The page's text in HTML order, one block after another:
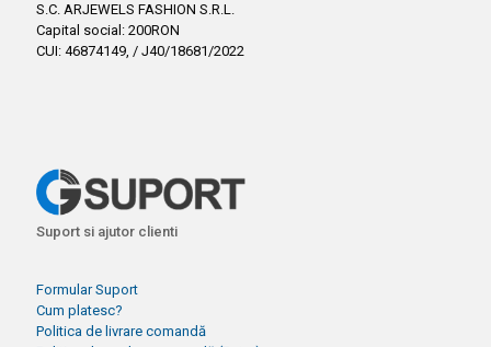
S.C. ARJEWELS FASHION S.R.L.
Capital social: 200RON
CUI: 46874149, / J40/18681/2022
Suport si ajutor clienti
Formular Suport
Cum platesc?
Politica de livrare comandă